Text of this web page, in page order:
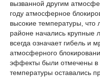
вызванной другим
году атмосферное
высокие температуры, что
районе начались крупные
всегда означает гибель и
атмосферного
эффекты были отмечены в
температуры оставались